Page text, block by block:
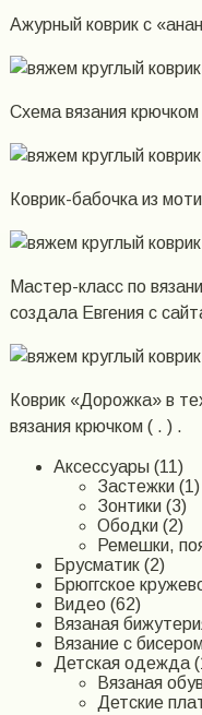
Ажурный коврик с
Схема вязания крючком
Коврик-бабочка из
Мастер-класс по
создала Евгения с
Коврик «Дорожка» в
вязания крючком ( . ) .
Аксессуары (11)
Застежки (1)
Зонтики (3)
Ободки (2)
Ремешки,
Брусматик (2)
Брюггское
Видео (62)
Вязаная
Вязание с
Детская одежда
Вязаная
Детские